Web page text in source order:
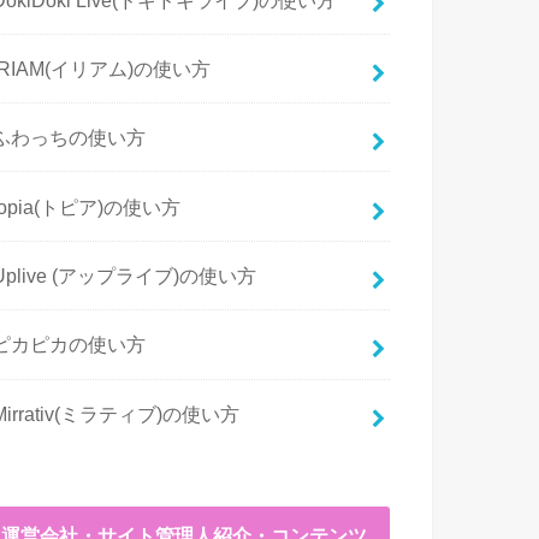
イリアム)の使い方
わっちの使い方
トピア)の使い方
(アップライブ)の使い方
カピカの使い方
ミラティブ)の使い方